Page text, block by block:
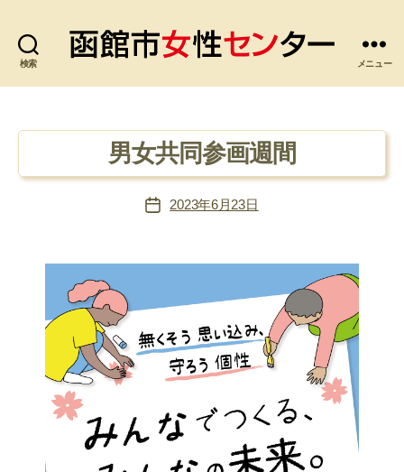
検索
館
女
性
セ
ン
タ
メニュー
男女共同参画週間
投
2023年6月23日